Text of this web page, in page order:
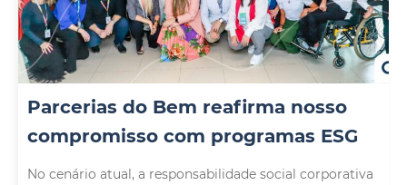
Parcerias do Bem reafirma nosso
compromisso com programas ESG
No cenário atual, a responsabilidade social corporativa